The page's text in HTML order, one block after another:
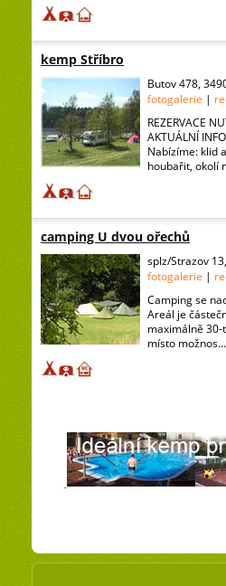
kemp Stříbro
Butov 478,
fotogalerie |
REZERVACE
AKTUÁLNÍ
Nabízíme: klid
houbařit, okolí
camping U dvou ořechů
splz/Strazov
fotogalerie |
Camping se
Areál je
maximálně
místo možnos...